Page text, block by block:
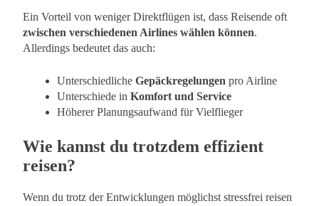
Ein Vorteil von weniger Direktflügen ist, dass Reisende oft
zwischen verschiedenen Airlines wählen können.
Allerdings bedeutet das auch:
Unterschiedliche Gepäckregelungen pro Airline
Unterschiede in Komfort und Service
Höherer Planungsaufwand für Vielflieger
Wie kannst du trotzdem effizient
reisen?
Wenn du trotz der Entwicklungen möglichst stressfrei reisen